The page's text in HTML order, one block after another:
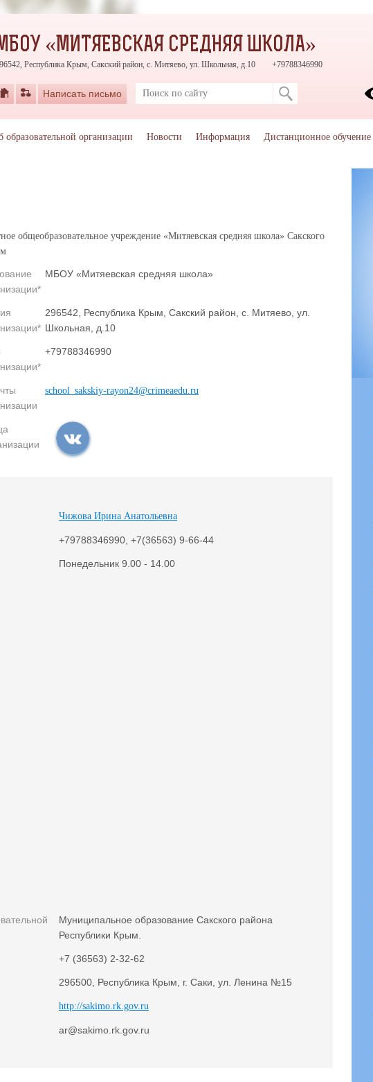
общеобразовательное учреждение «Митяевская средняя школа» Сакского
МБОУ «Митяевская средняя школа»
296542, Республика Крым, Сакский район, с. Митяево, ул.
Школьная, д.10
+79788346990
school_sakskiy-rayon24@crimeaedu.ru
Чижова Ирина Анатольевна
+79788346990, +7(36563) 9-66-44
Понедельник 9.00 - 14.00
Муниципальное образование Сакского района
Республики Крым.
+7 (36563) 2-32-62
296500, Республика Крым, г. Саки, ул. Ленина №15
http://sakimo.rk.gov.ru
ar@sakimo.rk.gov.ru
«МИТЯЕВСКАЯ СРЕДНЯЯ ШКОЛА»
Республика Крым, Сакский район, с. Митяево, ул. Школьная, д.10 +79788346990
Написать письмо
образовательной организации Новости Информация Дистанционное обучение